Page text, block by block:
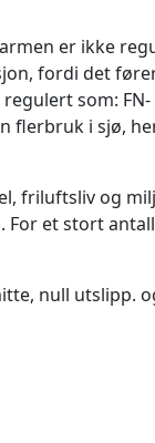
er ikke
fordi det
som:
flerbruk i sjø,
friluftsliv og
For et stort
null utslipp.